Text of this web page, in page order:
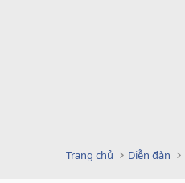
Trang chủ Diễn đàn